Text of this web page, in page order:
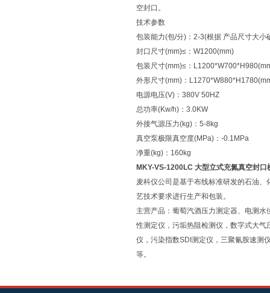
空封口。
技术参数
包装能力(包/分)：2-3(根据 产品尺寸大小
封口尺寸(mm)≤：W1200(mm)
包装尺寸(mm)≤：
外形尺寸(mm)：
电源电压(V)：380V 50HZ
总功率(Kw/h)：3.0KW
外接气源压力(kg)：5-8kg
真空泵极限真空度(MPa)：-0.1MPa
净重(kg)：160kg
MKY-VS-1200LC 大型立式充氮真空封口
麦科仪公司是基于布线标准研发的石油
艺技术要求进行生产和包装。
主营产品：葡萄汽酒压力测定器、电测
性测定仪，污垢热阻检测仪，数字式大
仪，污染指数SDI测定仪，三聚氰胺速测
等。